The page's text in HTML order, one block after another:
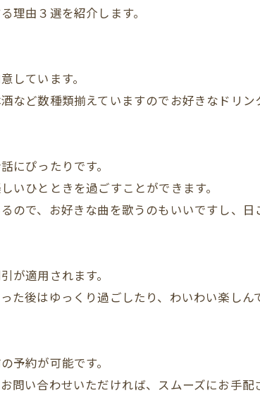
理由３選を紹介します。
しています。
など数種類揃えていますのでお好きなドリン
にぴったりです。
いひとときを過ごすことができます。
ので、お好きな曲を歌うのもいいですし、日
が適用されます。
た後はゆっくり過ごしたり、わいわい楽しん
予約が可能です。
問い合わせいただければ、スムーズにお手配